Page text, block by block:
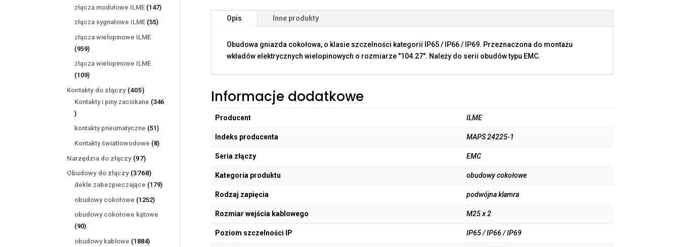
produktów
złącza modułowe ILME 147147
złącza sygnałowe ILME 5555
złącza wielopinowe ILME
959959
produktów
złącza wielopinowe ILME
109109
produktów
Kontakty do złączy 405405
produktów
Kontakty i piny zaciskane 346
346
produktów
kontakty pneumatyczne 5151
produktów
Kontakty światłowodowe 88
Narzędzia do złączy 9797
produktów
Obudowy do złączy 37683768
produktów
dekle zabezpieczające 179179
obudowy cokołowe 12521252
obudowy cokołowe kątowe
9090
produktów
obudowy kablowe 18841884
Opis Inne produkty
Obudowa gniazda cokołowa, o klasie szczelności kategorii IP65 / IP66 / IP69. Przeznaczona do montażu
wkładów elektrycznych wielopinowych o rozmiarze "104.27". Należy do serii obudów typu EMC.
Informacje dodatkowe
Producent ILME
Indeks producenta MAPS 24225-1
Seria złączy EMC
Kategoria produktu obudowy cokołowe
Rodzaj zapięcia podwójna klamra
Rozmiar wejścia kablowego M25 x 2
Poziom szczelności IP IP65 / IP66 / IP69